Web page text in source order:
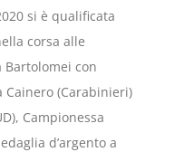
si è qualificata
corsa alle
Bartolomei con
Cainero (Carabinieri)
Campionessa
d’argento a